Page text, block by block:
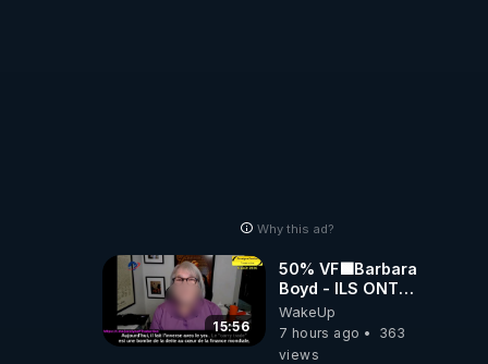
Why this ad?
15:56
50% VF🟩Barbara
Boyd - ILS ONT
MENTI SUR TOUT
-Jocelyne
Traduction
WakeUp
7 hours ago
363
views